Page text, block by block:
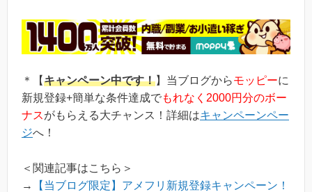
＊【キャンペーン中です！】当ブログからモッピーに
新規登録+簡単な条件達成でもれなく2000円分のボー
ナスがもらえる大チャンス！詳細はキャンペーンペー
ジへ！
＜関連記事はこちら＞
→
【当ブログ限定】アメフリ新規登録キャンペーン！